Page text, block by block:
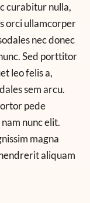
curabitur nulla,
orci ullamcorper
nec donec
Sed porttitor
leo felis a,
sem arcu.
pede
nunc elit.
magna
aliquam